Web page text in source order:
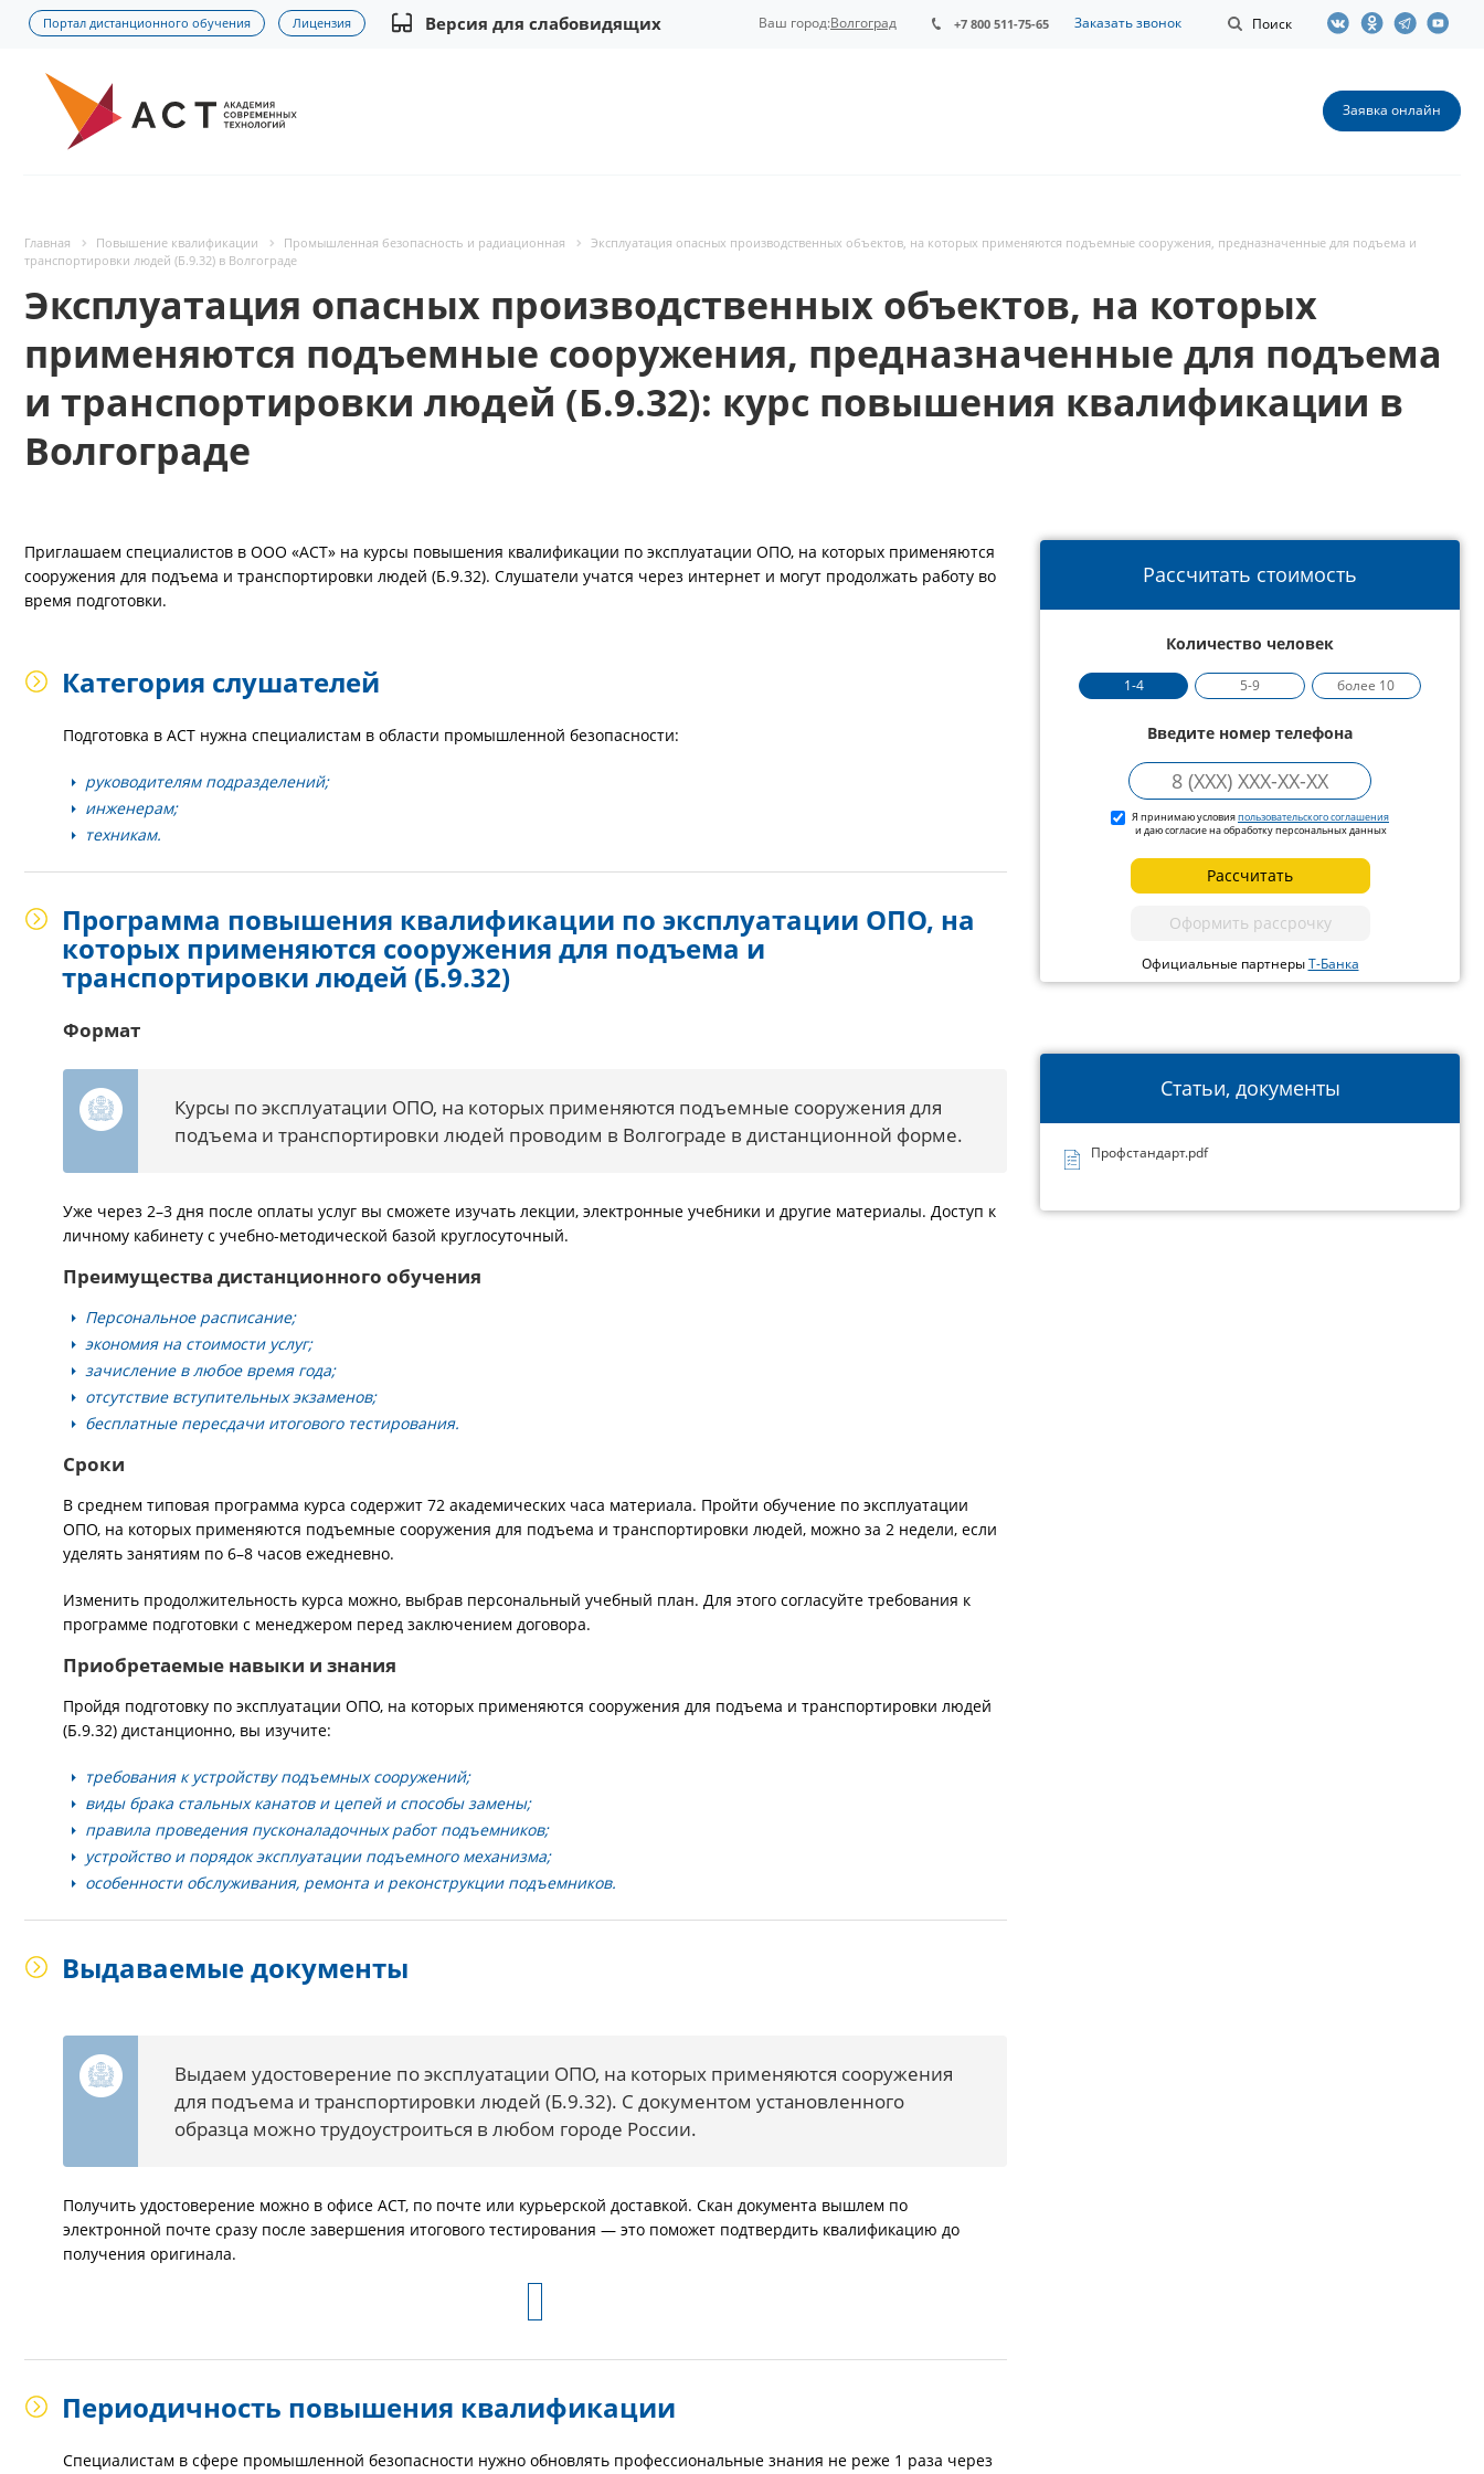
Портал дистанционного обучения Лицензия Версия для слабовидящих Поиск
+7 800 511-75-65 Заказать звонок
Ваш город:Волгоград
Заявка онлайн
Главная Повышение квалификации Промышленная безопасность и радиационная
Эксплуатация опасных производственных объектов, на которых применяются подъемные сооружения, предназначенные для подъема и
транспортировки людей (Б.9.32) в Волгограде
Эксплуатация опасных производственных объектов, на которых
применяются подъемные сооружения, предназначенные для подъема
и транспортировки людей (Б.9.32): курс повышения квалификации в
Волгограде
Рассчитать стоимость
Количество человек
1-4 5-9 более 10
Введите номер телефона
Я принимаю условияпользовательского соглашения
и даю согласие на обработку персональных данных
Рассчитать
Оформить рассрочку
Официальные партнерыТ-Банка
Статьи, документы
Профстандарт.pdf
Приглашаем специалистов в ООО «АСТ» на курсы повышения квалификации по эксплуатации ОПО, на которых применяются
сооружения для подъема и транспортировки людей (Б.9.32). Слушатели учатся через интернет и могут продолжать работу во
время подготовки.
Категория слушателей
Подготовка в АСТ нужна специалистам в области промышленной безопасности:
руководителям подразделений;
инженерам;
техникам.
Программа повышения квалификации по эксплуатации ОПО, на
которых применяются сооружения для подъема и
транспортировки людей (Б.9.32)
Формат
Курсы по эксплуатации ОПО, на которых применяются подъемные сооружения для
подъема и транспортировки людей проводим в Волгограде в дистанционной форме.
Уже через 2–3 дня после оплаты услуг вы сможете изучать лекции, электронные учебники и другие материалы. Доступ к
личному кабинету с учебно-методической базой круглосуточный.
Преимущества дистанционного обучения
Персональное расписание;
экономия на стоимости услуг;
зачисление в любое время года;
отсутствие вступительных экзаменов;
бесплатные пересдачи итогового тестирования.
Сроки
В среднем типовая программа курса содержит 72 академических часа материала. Пройти обучение по эксплуатации
ОПО, на которых применяются подъемные сооружения для подъема и транспортировки людей, можно за 2 недели, если
уделять занятиям по 6–8 часов ежедневно.
Изменить продолжительность курса можно, выбрав персональный учебный план. Для этого согласуйте требования к
программе подготовки с менеджером перед заключением договора.
Приобретаемые навыки и знания
Пройдя подготовку по эксплуатации ОПО, на которых применяются сооружения для подъема и транспортировки людей
(Б.9.32) дистанционно, вы изучите:
требования к устройству подъемных сооружений;
виды брака стальных канатов и цепей и способы замены;
правила проведения пусконаладочных работ подъемников;
устройство и порядок эксплуатации подъемного механизма;
особенности обслуживания, ремонта и реконструкции подъемников.
Выдаваемые документы
Выдаем удостоверение по эксплуатации ОПО, на которых применяются сооружения
для подъема и транспортировки людей (Б.9.32). С документом установленного
образца можно трудоустроиться в любом городе России.
Получить удостоверение можно в офисе АСТ, по почте или курьерской доставкой. Скан документа вышлем по
электронной почте сразу после завершения итогового тестирования — это поможет подтвердить квалификацию до
получения оригинала.
Периодичность повышения квалификации
Специалистам в сфере промышленной безопасности нужно обновлять профессиональные знания не реже 1 раза через